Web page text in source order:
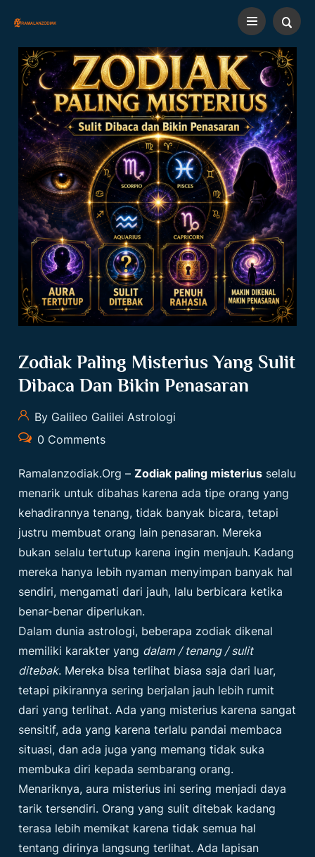
Zodiak Paling Misterius Yang Sulit
Dibaca Dan Bikin Penasaran
By Galileo Galilei Astrologi
0 Comments
Ramalanzodiak.org –Zodiak paling misterius selalu
menarik untuk dibahas karena ada tipe orang yang
kehadirannya tenang, tidak banyak bicara, tetapi
justru membuat orang lain penasaran. Mereka
bukan selalu tertutup karena ingin menjauh. Kadang
mereka hanya lebih nyaman menyimpan banyak hal
sendiri, mengamati dari jauh, lalu berbicara ketika
benar-benar diperlukan.
Dalam dunia astrologi, beberapa zodiak dikenal
memiliki karakter yang dalam / tenang / sulit
ditebak. Mereka bisa terlihat biasa saja dari luar,
tetapi pikirannya sering berjalan jauh lebih rumit
dari yang terlihat. Ada yang misterius karena sangat
sensitif, ada yang karena terlalu pandai membaca
situasi, dan ada juga yang memang tidak suka
membuka diri kepada sembarang orang.
Menariknya, aura misterius ini sering menjadi daya
tarik tersendiri. Orang yang sulit ditebak kadang
terasa lebih memikat karena tidak semua hal
tentang dirinya langsung terlihat. Ada lapisan